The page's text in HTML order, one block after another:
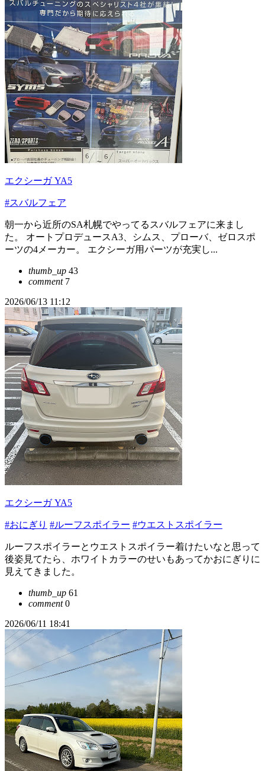
エクシーガ YA5
#スバルフェア
朝一から近所のSA札幌でやってるスバルフェアに来まし
た。 オートプロデュースA3、シムス、プローバ、ゼロスポ
ーツの4メーカー。 エクシーガ用パーツが充実し...
thumb_up 43
comment7
2026/06/13 11:12
エクシーガ YA5
#おにぎり #ルーフスポイラー #ウエストスポイラー
ルーフスポイラーとウエストスポイラー着けたいなと思って
後姿見てたら、ホワイトカラーのせいもあってかおにぎりに
見えてきました。
thumb_up 61
comment0
2026/06/11 18:41